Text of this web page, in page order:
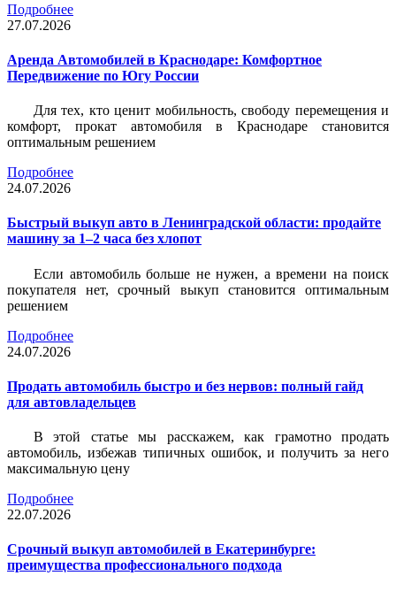
Подробнее
27.07.2026
Аренда Автомобилей в Краснодаре: Комфортное
Передвижение по Югу России
Для тех, кто ценит мобильность, свободу перемещения и
комфорт, прокат автомобиля в Краснодаре становится
оптимальным решением
Подробнее
24.07.2026
Быстрый выкуп авто в Ленинградской области: продайте
машину за 1–2 часа без хлопот
Если автомобиль больше не нужен, а времени на поиск
покупателя нет, срочный выкуп становится оптимальным
решением
Подробнее
24.07.2026
Продать автомобиль быстро и без нервов: полный гайд
для автовладельцев
В этой статье мы расскажем, как грамотно продать
автомобиль, избежав типичных ошибок, и получить за него
максимальную цену
Подробнее
22.07.2026
Срочный выкуп автомобилей в Екатеринбурге:
преимущества профессионального подхода